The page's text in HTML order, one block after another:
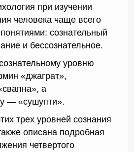
при изучении
человека чаще всего
сознательный
и бессознательное.
уровню
«джаграт»,
а
— «сушупти».
трех уровней сознания
описана подробная
четвертого